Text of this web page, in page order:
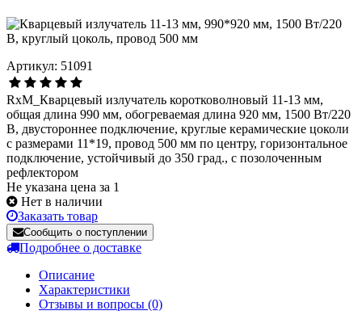
Артикул: 51091
RxM_Кварцевый излучатель коротковолновый 11-13 мм,
общая длина 990 мм, обогреваемая длина 920 мм, 1500 Вт/220
В, двустороннее подключение, круглые керамические цоколи
с размерами 11*19, провод 500 мм по центру, горизонтальное
подключение, устойчивый до 350 град., с позолоченным
рефлектором
Не указана цена за 1
Нет в наличии
Заказать товар
Сообщить о поступлении
Подробнее о доставке
Описание
Характеристики
Отзывы и вопросы (0)